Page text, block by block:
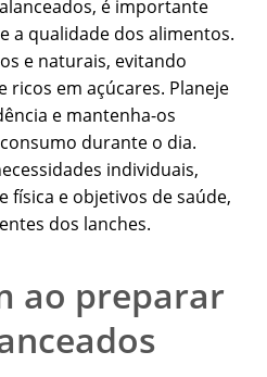
é importante
a qualidade dos alimentos.
e naturais, evitando
ricos em açúcares. Planeje
e mantenha-os
durante o dia.
individuais,
física e objetivos de saúde,
dos lanches.
ao preparar